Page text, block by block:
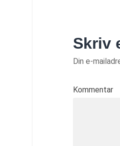
Skriv
Din e-
Kommentar